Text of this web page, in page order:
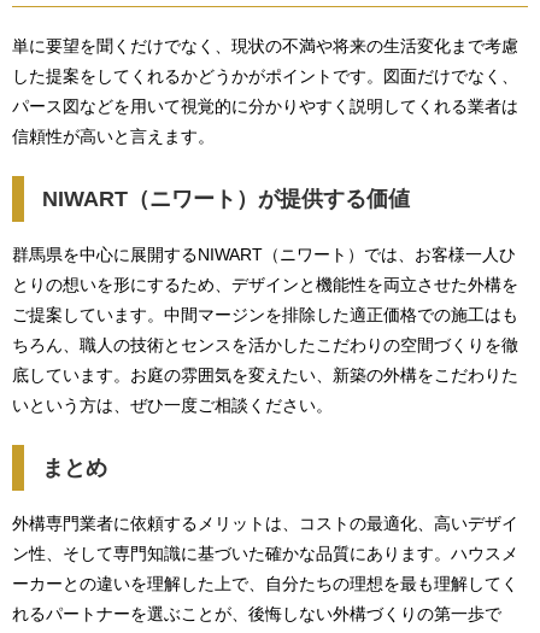
単に要望を聞くだけでなく、現状の不満や将来の生活変化まで考慮
した提案をしてくれるかどうかがポイントです。図面だけでなく、
パース図などを用いて視覚的に分かりやすく説明してくれる業者は
信頼性が高いと言えます。
NIWART（ニワート）が提供する価値
群馬県を中心に展開するNIWART（ニワート）では、お客様一人ひ
とりの想いを形にするため、デザインと機能性を両立させた外構を
ご提案しています。中間マージンを排除した適正価格での施工はも
ちろん、職人の技術とセンスを活かしたこだわりの空間づくりを徹
底しています。お庭の雰囲気を変えたい、新築の外構をこだわりた
いという方は、ぜひ一度ご相談ください。
まとめ
外構専門業者に依頼するメリットは、コストの最適化、高いデザイ
ン性、そして専門知識に基づいた確かな品質にあります。ハウスメ
ーカーとの違いを理解した上で、自分たちの理想を最も理解してく
れるパートナーを選ぶことが、後悔しない外構づくりの第一歩で